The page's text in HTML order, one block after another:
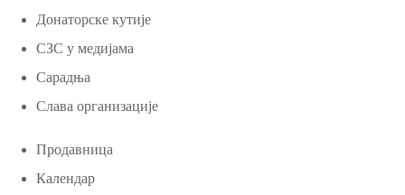
Донаторске кутије
СЗС у медијама
Сарадња
Слава организације
Продавница
Календар